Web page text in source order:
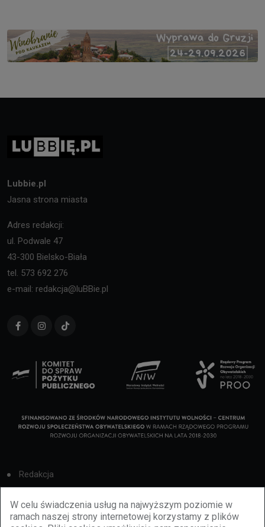
W celu świadczenia usług na najwyższym poziomie w
ramach naszej strony internetowej korzystamy z plików
Lubbie.pl
Jasna strona miasta
Adres redakcji:
ul. Podwale 47
43-300 Bielsko-Biała
tel. 573 692 276
e-mail: redakcja@luBBie.pl
Redakcja
Cookies
Reklama